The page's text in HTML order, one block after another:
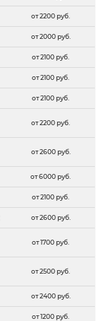
от 2200 руб.
от 2000 руб.
от 2100 руб.
от 2100 руб.
от 2100 руб.
от 2200 руб.
от 2600 руб.
от 6000 руб.
от 2100 руб.
от 2600 руб.
от 1700 руб.
от 2500 руб.
от 2400 руб.
от 1200 руб.